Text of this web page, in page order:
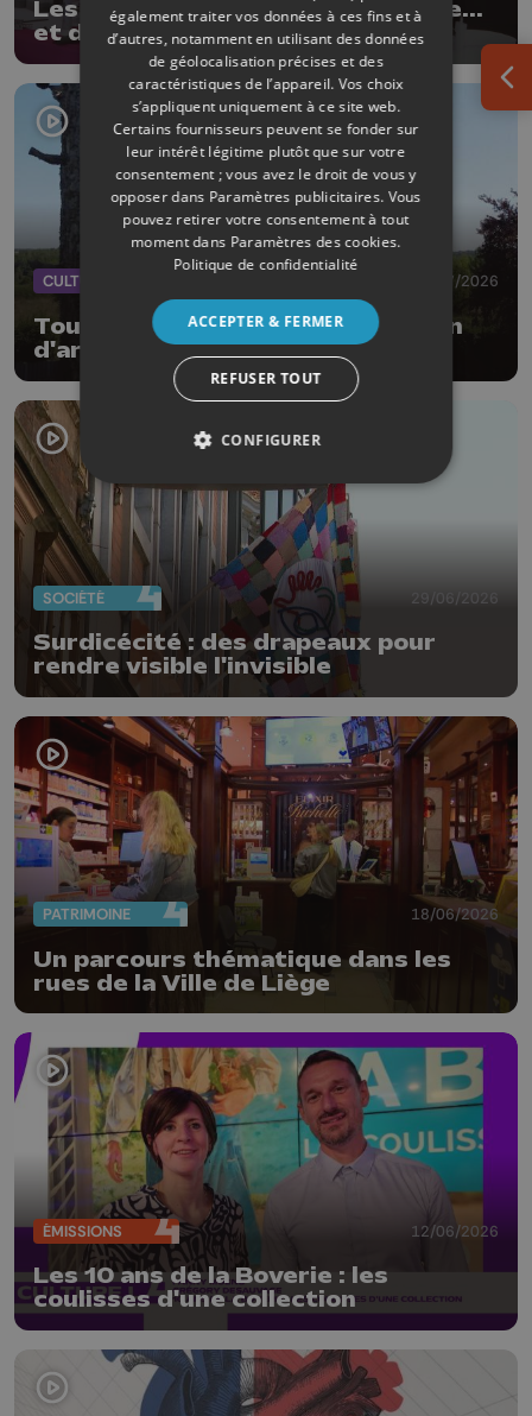
Les Ardentes : 20 ans de musique...
et de style !
CULTURE 01/07/2026
Tour d'Eben-Ezer : 26e exposition
d'art fantastique
SOCIÉTÉ 29/06/2026
Surdicécité : des drapeaux pour
rendre visible l'invisible
PATRIMOINE 18/06/2026
Un parcours thématique dans les
rues de la Ville de Liège
ÉMISSIONS 12/06/2026
Les 10 ans de la Boverie : les
coulisses d'une collection
également traiter vos données à ces fins et à
d’autres, notamment en utilisant des données
de géolocalisation précises et des
caractéristiques de l’appareil. Vos choix
s’appliquent uniquement à ce site web.
Certains fournisseurs peuvent se fonder sur
leur intérêt légitime plutôt que sur votre
consentement ; vous avez le droit de vous y
opposer dans Paramètres publicitaires. Vous
pouvez retirer votre consentement à tout
moment dans Paramètres des cookies.
Politique de confidentialité
ACCEPTER & FERMER
REFUSER TOUT
CONFIGURER